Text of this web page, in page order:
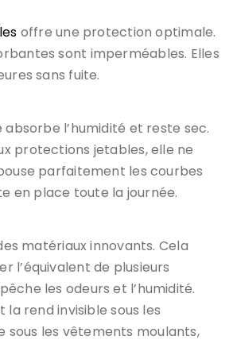
offre une protection optimale.
sont imperméables. Elles
sans fuite.
absorbe l’humidité et reste sec.
protections jetables, elle ne
parfaitement les courbes
en place toute la journée.
matériaux innovants. Cela
l’équivalent de plusieurs
les odeurs et l’humidité.
la rend invisible sous les
sous les vêtements moulants,